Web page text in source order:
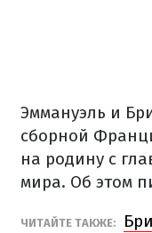
Эммануэль и
сборной
на родину с
мира. Об этом
ЧИТАЙТЕ ТАКЖЕ: